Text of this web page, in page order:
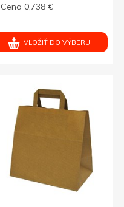
Cena 0,738 €
VLOŽIŤ DO VÝBERU